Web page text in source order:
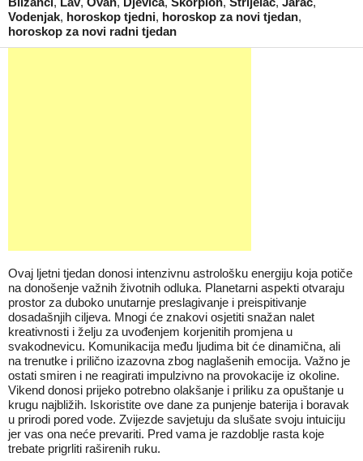
Vodenjak, horoskop tjedni, horoskop za novi tjedan,
horoskop za novi radni tjedan
Ovaj ljetni tjedan donosi intenzivnu astrološku energiju koja potiče
na donošenje važnih životnih odluka. Planetarni aspekti otvaraju
prostor za duboko unutarnje preslagivanje i preispitivanje
dosadašnjih ciljeva. Mnogi će znakovi osjetiti snažan nalet
kreativnosti i želju za uvođenjem korjenitih promjena u
svakodnevicu. Komunikacija među ljudima bit će dinamična, ali
na trenutke i prilično izazovna zbog naglašenih emocija. Važno je
ostati smiren i ne reagirati impulzivno na provokacije iz okoline.
Vikend donosi prijeko potrebno olakšanje i priliku za opuštanje u
krugu najbližih. Iskoristite ove dane za punjenje baterija i boravak
u prirodi pored vode. Zvijezde savjetuju da slušate svoju intuiciju
jer vas ona neće prevariti. Pred vama je razdoblje rasta koje
trebate prigrliti raširenih ruku.